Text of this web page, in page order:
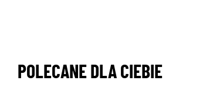
POLECANE DLA CIEBIE